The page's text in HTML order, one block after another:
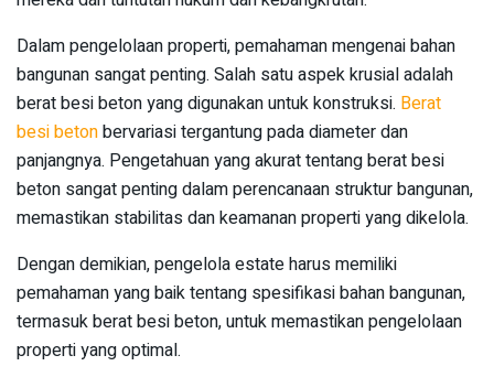
Dalam pengelolaan properti, pemahaman mengenai bahan
bangunan sangat penting. Salah satu aspek krusial adalah
berat besi beton yang digunakan untuk konstruksi. Berat
besi betonbervariasi tergantung pada diameter dan
panjangnya. Pengetahuan yang akurat tentang berat besi
beton sangat penting dalam perencanaan struktur bangunan,
memastikan stabilitas dan keamanan properti yang dikelola.
Dengan demikian, pengelola estate harus memiliki
pemahaman yang baik tentang spesifikasi bahan bangunan,
termasuk berat besi beton, untuk memastikan pengelolaan
properti yang optimal.